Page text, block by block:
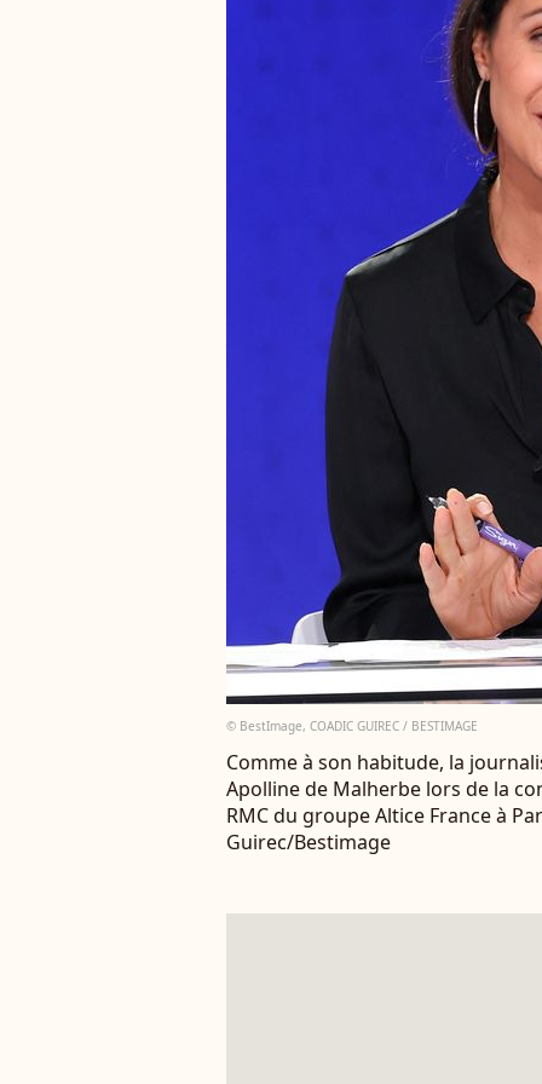
© BestImage, COADIC GUIREC / BESTIMAGE
Comme à son habitude, la
Apolline de Malherbe lors de la
RMC du groupe Altice France à
Guirec/Bestimage